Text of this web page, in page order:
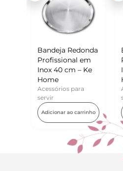
Bandeja Redonda
Profissional em
Inox 40 cm – Ke
Home
Acessórios para
servir
Adicionar ao carrinho